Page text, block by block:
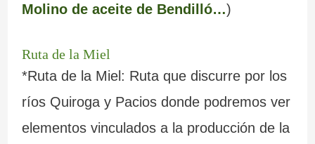
Molino de aceite de Bendilló…)
Ruta de la Miel
*Ruta de la Miel: Ruta que discurre por los
ríos Quiroga y Pacios donde podremos ver
elementos vinculados a la producción de la